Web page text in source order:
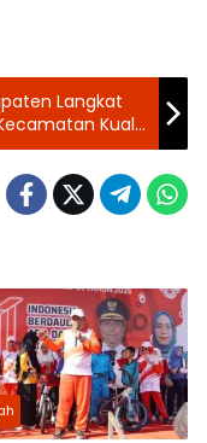
Langkat
Kuala